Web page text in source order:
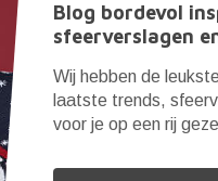
Blog bordevol
sfeerverslagen
Wij hebben de
laatste trends,
voor je op een rij